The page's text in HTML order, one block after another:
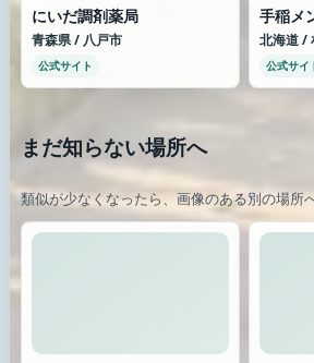
にいだ調剤薬局
青森県 / 八戸市
公式サイト
手稲メ
北海道 /
公式サイ
まだ知らない場所へ
類似が少なくなったら、画像のある別の場所